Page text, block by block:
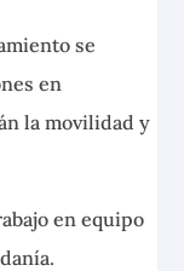
se
en
la movilidad y
en equipo